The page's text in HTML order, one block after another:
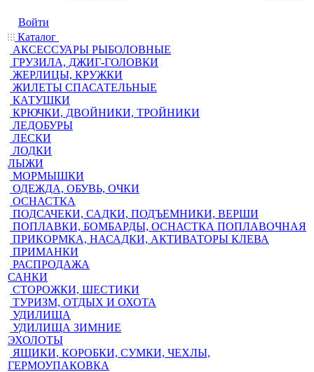
Войти
Каталог
АКСЕССУАРЫ РЫБОЛОВНЫЕ
ГРУЗИЛА, ДЖИГ-ГОЛОВКИ
ЖЕРЛИЦЫ, КРУЖКИ
ЖИЛЕТЫ СПАСАТЕЛЬНЫЕ
КАТУШКИ
КРЮЧКИ, ДВОЙНИКИ, ТРОЙНИКИ
ЛЕДОБУРЫ
ЛЕСКИ
ЛОДКИ
ЛЫЖИ
МОРМЫШКИ
ОДЕЖДА, ОБУВЬ, ОЧКИ
ОСНАСТКА
ПОДСАЧЕКИ, САДКИ, ПОДЪЕМНИКИ, ВЕРШИ
ПОПЛАВКИ, БОМБАРДЫ, ОСНАСТКА ПОПЛАВОЧНАЯ
ПРИКОРМКА, НАСАДКИ, АКТИВАТОРЫ КЛЕВА
ПРИМАНКИ
РАСПРОДАЖА
САНКИ
СТОРОЖКИ, ШЕСТИКИ
ТУРИЗМ, ОТДЫХ И ОХОТА
УДИЛИЩА
УДИЛИЩА ЗИМНИЕ
ЭХОЛОТЫ
ЯЩИКИ, КОРОБКИ, СУМКИ, ЧЕХЛЫ,
ГЕРМОУПАКОВКА